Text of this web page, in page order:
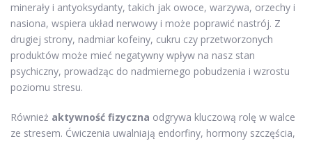
minerały i antyoksydanty, takich jak owoce, warzywa, orzechy i
nasiona, wspiera układ nerwowy i może poprawić nastrój. Z
drugiej strony, nadmiar kofeiny, cukru czy przetworzonych
produktów może mieć negatywny wpływ na nasz stan
psychiczny, prowadząc do nadmiernego pobudzenia i wzrostu
poziomu stresu.
Również aktywność fizyczna odgrywa kluczową rolę w walce
ze stresem. Ćwiczenia uwalniają endorfiny, hormony szczęścia,